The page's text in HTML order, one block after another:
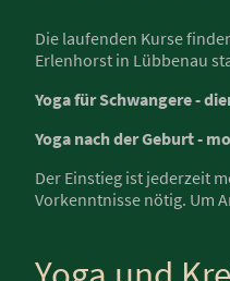
Die laufenden Kurse
Erlenhorst in Lübbenau
Yoga für Schwangere -
Yoga nach der Geburt -
Der Einstieg ist jederzeit
Vorkenntnisse nötig. Um